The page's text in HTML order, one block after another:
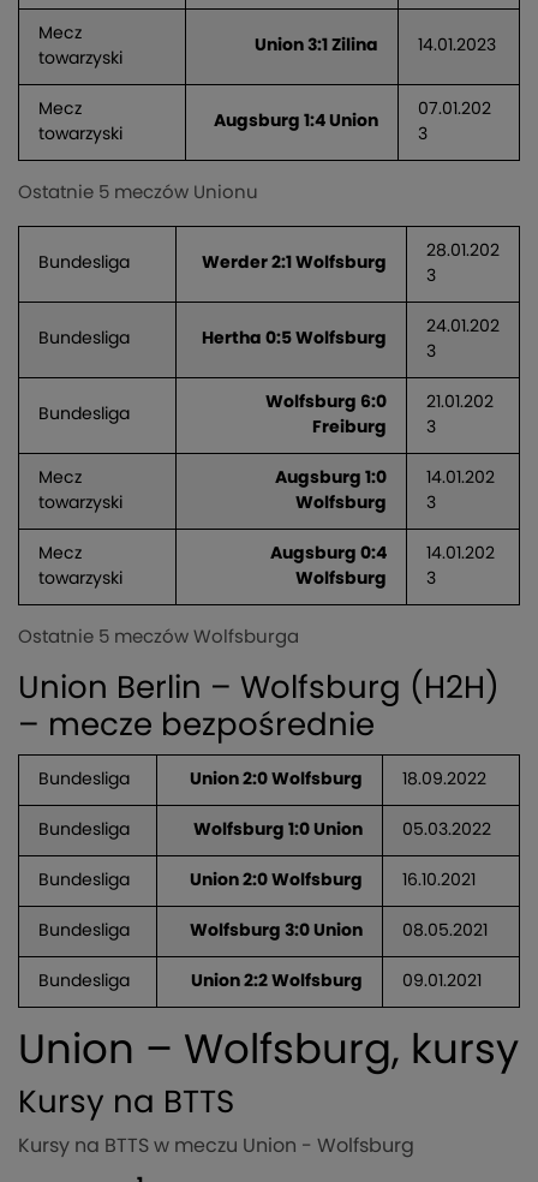
Mecz
towarzyski
Union 3:1 Zilina 14.01.2023
Mecz
towarzyski
Augsburg 1:4 Union
07.01.202
3
Ostatnie 5 meczów Unionu
Bundesliga Werder 2:1 Wolfsburg
28.01.202
3
Bundesliga Hertha 0:5 Wolfsburg
24.01.202
3
Bundesliga
Wolfsburg 6:0
Freiburg
21.01.202
3
Mecz
towarzyski
Augsburg 1:0
Wolfsburg
14.01.202
3
Mecz
towarzyski
Augsburg 0:4
Wolfsburg
14.01.202
3
Ostatnie 5 meczów Wolfsburga
Union Berlin – Wolfsburg (H2H)
– mecze bezpośrednie
Bundesliga Union 2:0 Wolfsburg 18.09.2022
Bundesliga Wolfsburg 1:0 Union 05.03.2022
Bundesliga Union 2:0 Wolfsburg 16.10.2021
Bundesliga Wolfsburg 3:0 Union 08.05.2021
Bundesliga Union 2:2 Wolfsburg 09.01.2021
Union – Wolfsburg, kursy
Kursy na BTTS
Kursy na BTTS w meczu Union - Wolfsburg